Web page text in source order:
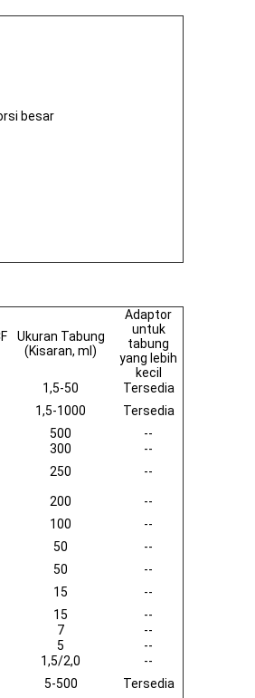
besar
Ukuran Tabung
(Kisaran, ml)
Adaptor
untuk
tabung
yang lebih
kecil
1,5-50
Tersedia
1,5-1000 Tersedia
500
--
300
--
250
--
200
--
100
--
50
--
50
--
15
--
15
--
7
--
5
--
1,5/2,0
--
5-500 Tersedia